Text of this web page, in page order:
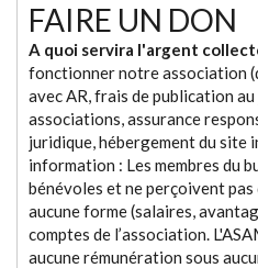
FAIRE UN DON
A quoi servira l'argent
fonctionner notre association
avec AR, frais de publication
associations, assurance
juridique, hébergement du site
information : Les membres du
bénévoles et ne perçoivent
aucune forme (salaires,
comptes de l’association.
aucune rémunération sous